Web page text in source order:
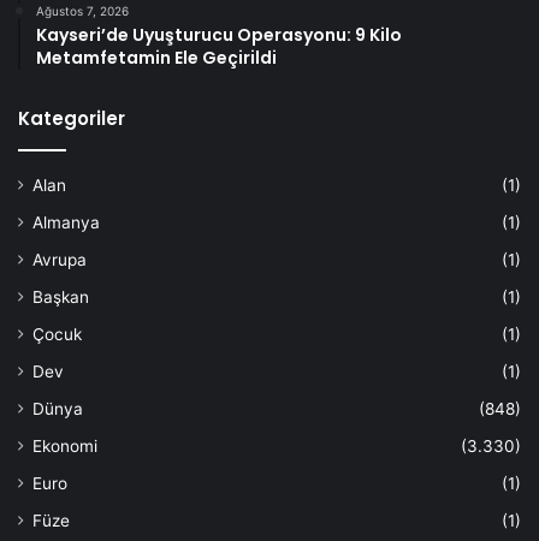
Ağustos 7, 2026
Kayseri’de Uyuşturucu Operasyonu: 9 Kilo
Metamfetamin Ele Geçirildi
Kategoriler
Alan
(1)
Almanya
(1)
Avrupa
(1)
Başkan
(1)
Çocuk
(1)
Dev
(1)
Dünya
(848)
Ekonomi
(3.330)
Euro
(1)
Füze
(1)